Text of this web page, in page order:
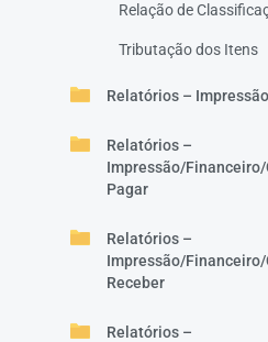
Relação de
Tributação dos Itens
Relatórios –
Relatórios –
Impressão/Financeiro/
Pagar
Relatórios –
Impressão/Financeiro/
Receber
Relatórios –